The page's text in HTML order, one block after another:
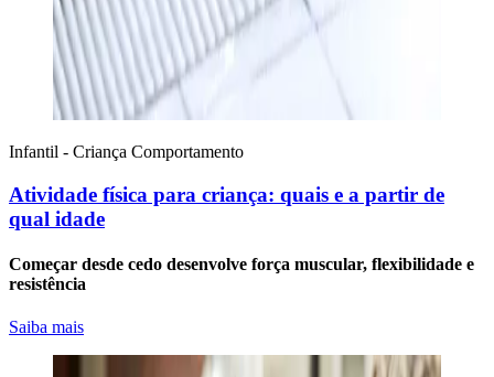
Infantil - Criança Comportamento
Atividade física para criança: quais e a partir de
qual idade
Começar desde cedo desenvolve força muscular, flexibilidade e
resistência
Saiba mais